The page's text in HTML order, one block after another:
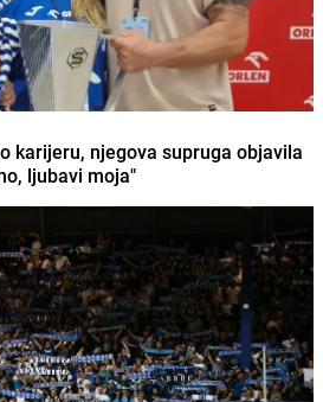
karijeru, njegova supruga objavila
ljubavi moja"